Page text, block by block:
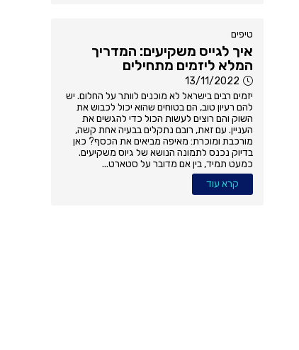
טיפים
איך לגייס משקיעים: המדריך
המלא ליזמים מתחילים
13/11/2022
יזמים רבים בישראל לא מוכנים לוותר על החלום. יש
להם רעיון טוב, הם בטוחים שהוא יכול לכבוש את
השוק והם רוצים לעשות הכול כדי להגשים את
העניין. עם זאת, רובם נתקלים בבעיה אחת קשה,
מורכבת ומוכרת: מאיפה מביאים את הכסף? כאן
בדיוק נכנס לתמונה הנושא של גיוס משקיעים.
כמעט תמיד, בין אם מדובר על סטארט...
קרא עוד